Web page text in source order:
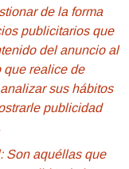
de la forma
publicitarios que
del anuncio al
que realice de
sus hábitos
publicidad
Son aquéllas que